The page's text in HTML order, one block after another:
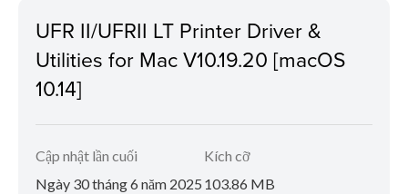
UFR II/UFRII LT Printer Driver &
Utilities for Mac V10.19.20 [macOS
10.14]
Cập nhật lần cuối
Ngày 30 tháng 6 năm 2025
Kích cỡ
103.86 MB